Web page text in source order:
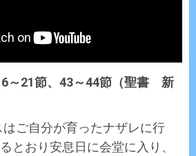
～21節、43～44節（聖書 新
ご自分が育ったナザレに行
とおり安息日に会堂に入り、